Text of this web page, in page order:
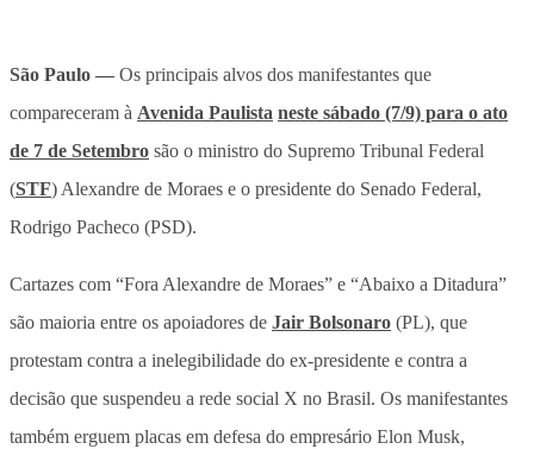
São Paulo — Os principais alvos dos manifestantes que
compareceram à Avenida Paulista neste sábado (7/9) para o ato
de 7 de Setembro são o ministro do Supremo Tribunal Federal
(STF) Alexandre de Moraes e o presidente do Senado Federal,
Rodrigo Pacheco (PSD).
Cartazes com “Fora Alexandre de Moraes” e “Abaixo a Ditadura”
são maioria entre os apoiadores de Jair Bolsonaro (PL), que
protestam contra a inelegibilidade do ex-presidente e contra a
decisão que suspendeu a rede social X no Brasil. Os manifestantes
também erguem placas em defesa do empresário Elon Musk,